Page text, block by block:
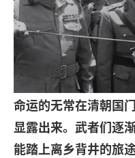
命运的无常在清朝国
显露出来。武者们逐
能踏上离乡背井的旅途